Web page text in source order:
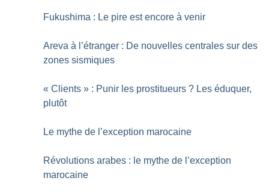
Fukushima : Le pire est encore à venir
Areva à l’étranger : De nouvelles centrales sur des
zones sismiques
« Clients » : Punir les prostitueurs ? Les éduquer,
plutôt
Le mythe de l’exception marocaine
Révolutions arabes : le mythe de l’exception
marocaine